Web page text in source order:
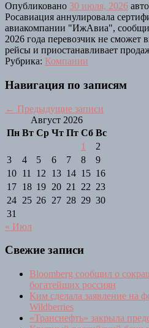
Опубликовано 30 июля, 2026
Росавиация аннулировала
авиакомпании "ИжАвиа",
2026 года перевозчик не сможет
рейсы и приостанавливает
Рубрика: Компании
Навигация по записям
← Предыдущие записи
Август 2026
Пн Вт Ср Чт Пт Сб Вс
1
2
3
4 5 6 7 8
9
10 11 12 13 14 15 16
17 18 19 20 21 22 23
24 25 26 27 28 29 30
31
« Июл
Свежие записи
Bloomberg сообщил о
богатейших россиян
Ким сделала заявление на
Wildberries
«Транснефть» закрыла